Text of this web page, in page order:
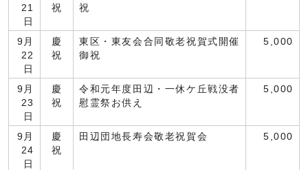
21
日
祝
祝
9月
22
日
慶
祝
東区・東友会合同敬老祝賀式開催
御祝
5,000
9月
23
日
慶
祝
令和元年度田辺・一休ケ丘戦没者
慰霊祭お供え
5,000
9月
24
日
慶
祝
田辺団地長寿会敬老祝賀会 5,000